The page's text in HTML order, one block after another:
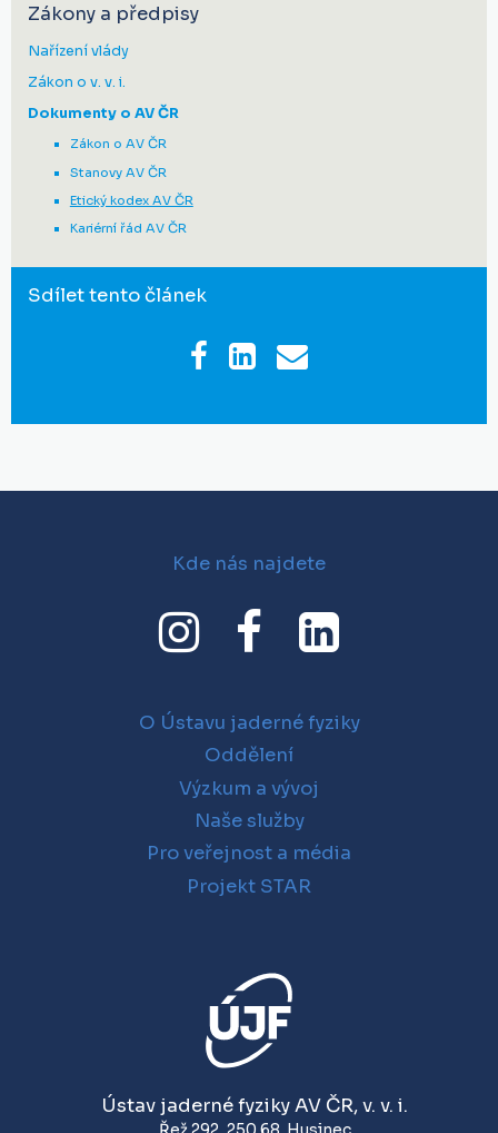
Zákony a předpisy
Nařízení vlády
Zákon o v. v. i.
Dokumenty o AV ČR
Zákon o AV ČR
Stanovy AV ČR
Etický kodex AV ČR
Kariérní řád AV ČR
Sdílet tento článek
Kde nás najdete
O Ústavu jaderné fyziky
Oddělení
Výzkum a vývoj
Naše služby
Pro veřejnost a média
Projekt STAR
Ústav jaderné fyziky AV ČR, v. v. i.